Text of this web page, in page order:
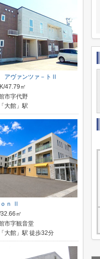
アヴァンツァ－トⅡ
47.79㎡
市字代野
大館」駅
ｎ Ⅱ
㎡
市字観音堂
大館」駅 徒歩32分